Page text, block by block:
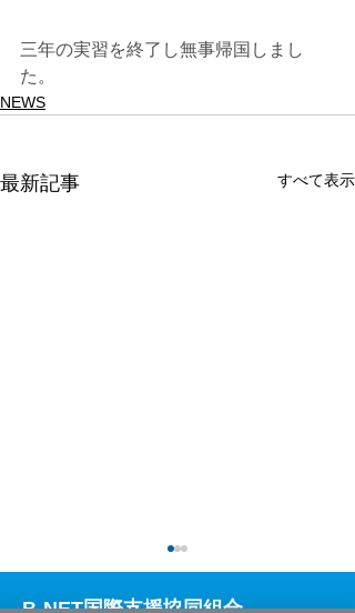
三年の実習を終了し無事帰国しまし
た。
NEWS
最新記事 すべて表示